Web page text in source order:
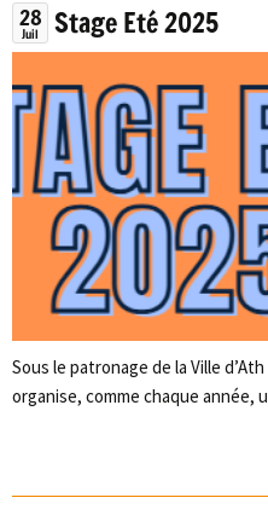
28
Juil Stage Eté 2025
Sous le patronage de la Ville d’Ath
organise, comme chaque année,